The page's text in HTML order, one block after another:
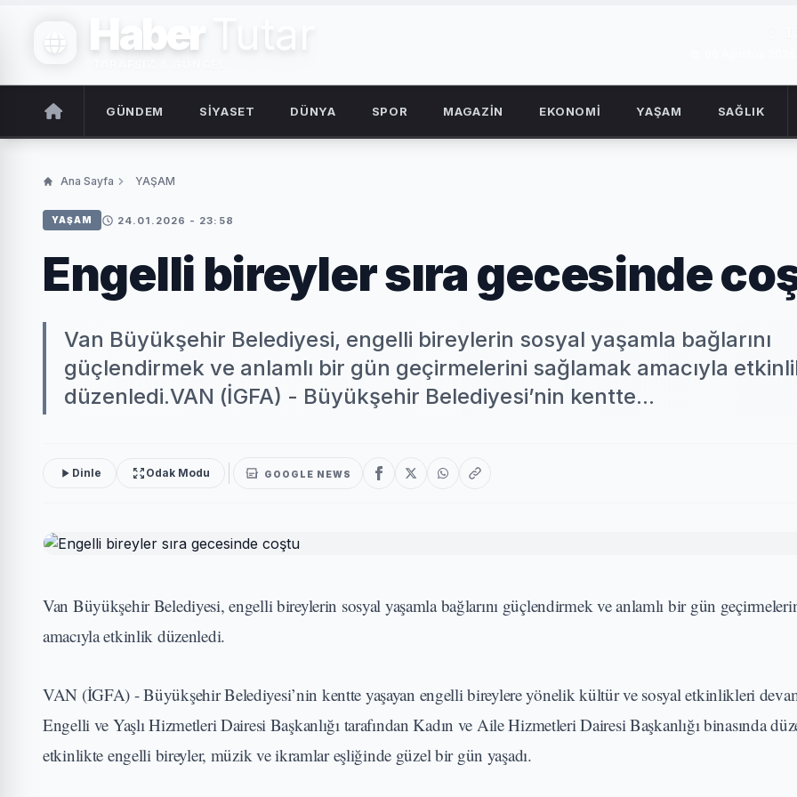
Haber Tutar
GÜNDEM SİYASET DÜNYA SPOR MAGAZİN EKONOMİ YAŞAM SAĞLIK
Ana Sayfa YAŞAM
YAŞAM 24.01.2026 - 23:58
Engelli bireyler sıra gecesinde
Van Büyükşehir Belediyesi, engelli bireylerin sosyal yaşamla bağlarını
güçlendirmek ve anlamlı bir gün geçirmelerini sağlamak amacıyla
düzenledi.VAN (İGFA) - Büyükşehir Belediyesi’nin kentte...
Dinle Odak Modu GOOGLE NEWS
Van Büyükşehir Belediyesi, engelli bireylerin sosyal yaşamla bağlarını güçlendirmek ve anlamlı bir gün
amacıyla etkinlik düzenledi.
VAN (İGFA) - Büyükşehir Belediyesi’nin kentte yaşayan engelli bireylere yönelik kültür ve sosyal etkinlikleri
Engelli ve Yaşlı Hizmetleri Dairesi Başkanlığı tarafından Kadın ve Aile Hizmetleri Dairesi Başkanlığı binasında
etkinlikte engelli bireyler, müzik ve ikramlar eşliğinde güzel bir gün yaşadı.